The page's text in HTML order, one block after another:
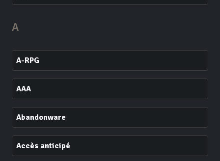
A
A-RPG
AAA
Abandonware
Accès anticipé